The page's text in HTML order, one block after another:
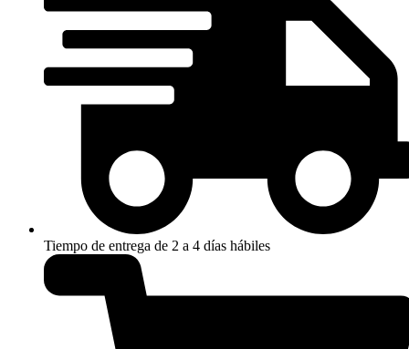
Tiempo de entrega de 2 a 4 días hábiles